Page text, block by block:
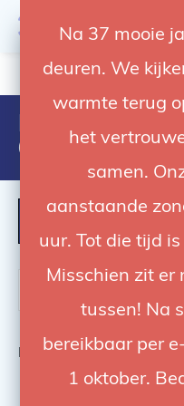
Na 37 mooie
deuren. We
warmte terug
het
samen.
aanstaande
uur. Tot die tijd
Misschien zit er
tussen! Na
bereikbaar per
1 oktober.
4.92 / 5 op trusted
Producten
Bekijk0 van de 0